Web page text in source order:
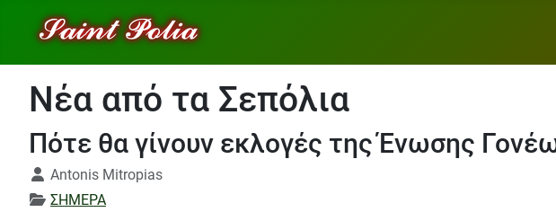
Νέα από τα Σεπόλια
Πότε θα γίνουν εκλογές της Ένωσης
Λεπτομέρειες
Antonis Mitropias
ΣΗΜΕΡΑ